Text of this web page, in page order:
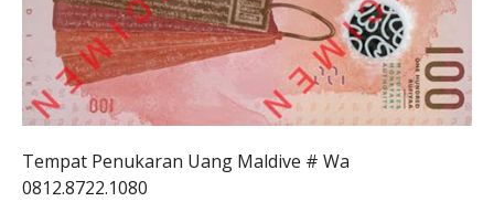
Tempat Penukaran Uang Maldive # Wa
0812.8722.1080